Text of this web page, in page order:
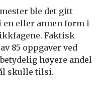
ble det gitt
eller annen form i
Faktisk
85 oppgaver ved
høyere andel
skulle tilsi.